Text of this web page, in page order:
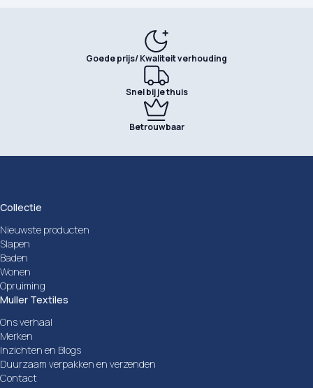
Goede prijs/ Kwaliteit verhouding
Snel bij je thuis
Betrouwbaar
Collectie
Nieuwste producten
Slapen
Baden
Wonen
Opruiming
Muller Textiles
Ons verhaal
Merken
Inzichten en Blogs
Duurzaam verpakken en verzenden
Contact